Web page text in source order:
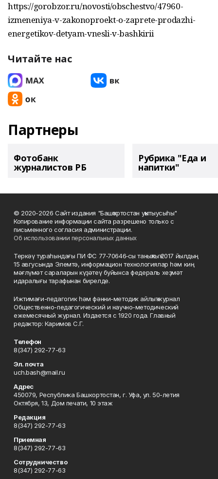
https://gorobzor.ru/novosti/obschestvo/47960-
izmeneniya-v-zakonoproekt-o-zaprete-prodazhi-
energetikov-detyam-vnesli-v-bashkirii
Читайте нас
Партнеры
Фотобанк
журналистов РБ
Рубрика "Еда и
напитки"
© 2020-2026 Сайт издания "Башҡортостан уҡытыусыһы"
Копирование информации сайта разрешено только с
письменного согласия администрации.
Об использовании персональных данных
Теркәү тураһындағы ПИ ФС 77‑70646‑сы таныҡлыҡ 2017 йылдың
15 авгусында Элемтә, информацион технологиялар һәм киң
мәғлүмәт сараларын күҙәтеү буйынса федераль хеҙмәт
идаралығы тарафынан бирелде.
Ижтимағи-педагогик һәм фәнни-методик айлыҡ журнал
Общественно-педагогический и научно-методический
ежемесячный журнал. Издается с 1920 года. Главный
редактор: Каримов С.Г.
Телефон
8(347) 292-77-63
Эл. почта
uch.bash@mail.ru
Адрес
450079, Республика Башкортостан, г. Уфа, ул. 50-летия
Октября, 13, Дом печати, 10 этаж
Редакция
8(347) 292-77-63
Приемная
8(347) 292-77-63
Сотрудничество
8(347) 292-77-63